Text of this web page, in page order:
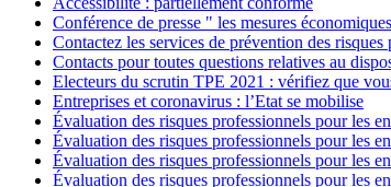
Conférence de presse " les mesures
Contactez les services de prévention des risques
Contacts pour toutes questions relatives au
Electeurs du scrutin TPE 2021 : vérifiez que
Entreprises et coronavirus : l’Etat se mobilise
Évaluation des risques professionnels pour les
Évaluation des risques professionnels pour les
Évaluation des risques professionnels pour les
Évaluation des risques professionnels pour les